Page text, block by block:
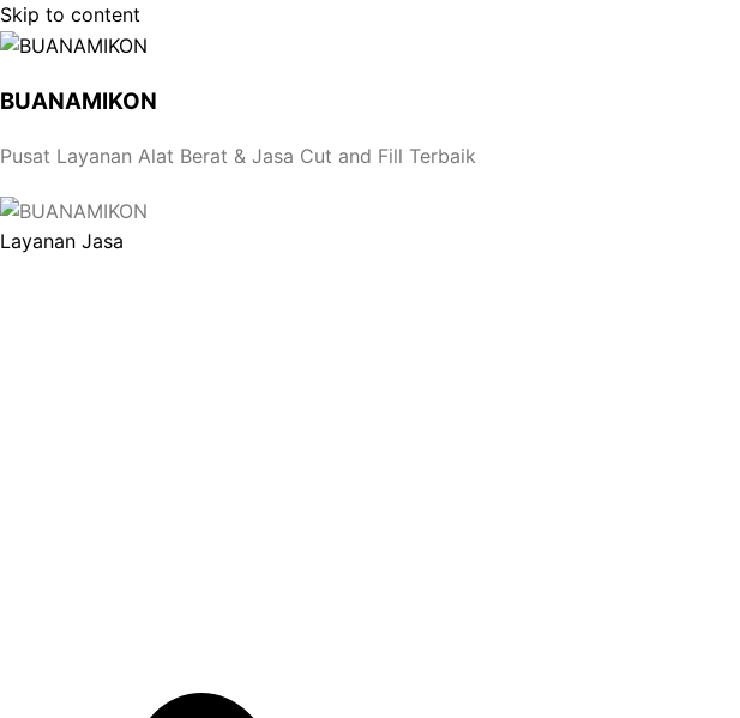
Skip to content
BUANAMIKON
Pusat Layanan Alat Berat & Jasa Cut and Fill Terbaik
Layanan Jasa